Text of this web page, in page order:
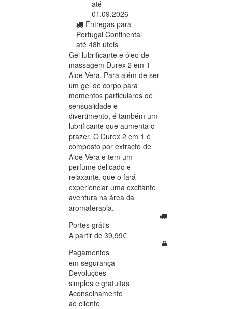
até
01.09.2026
Entregas para
Portugal Continental
até 48h úteis
Gel lubrificante e óleo de
massagem Durex 2 em 1
Aloe Vera. Para além de ser
um gel de corpo para
momentos particulares de
sensualidade e
divertimento, é também um
lubrificante que aumenta o
prazer. O Durex 2 em 1 é
composto por extracto de
Aloe Vera e tem um
perfume delicado e
relaxante, que o fará
experienciar uma excitante
aventura na área da
aromaterapia.
Portes grátis
A partir de 39,99€
Pagamentos
em segurança
Devoluções
simples e gratuitas
Aconselhamento
ao cliente